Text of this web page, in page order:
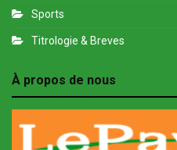
Sports
Titrologie & Breves
À propos de nous